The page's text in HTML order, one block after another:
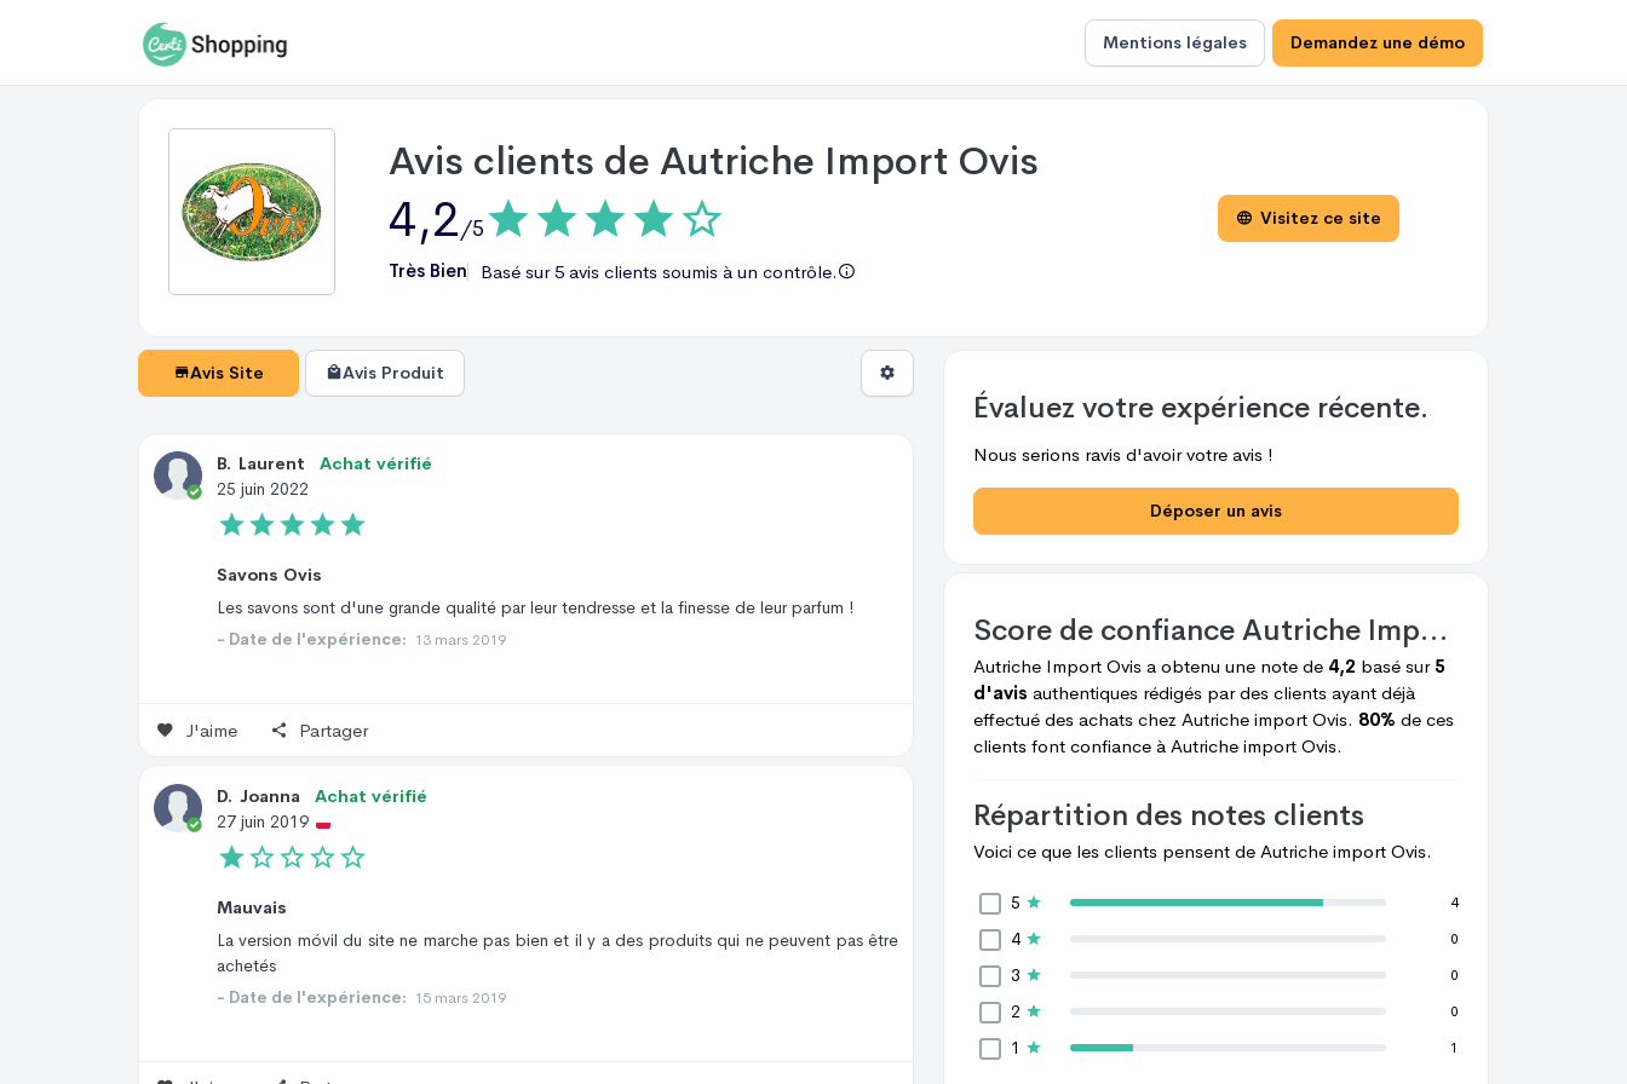
Mentions légales Demandez une démo
Avis clients de Autriche Import Ovis
4,2/5
Très Bien Basé sur5 avis clients soumis à un contrôle.
Visitez ce site
Avis Site Avis Produit
B. Laurent
Achat vérifié
25 juin 2022
Savons Ovis
Les savons sont d'une grande qualité par leur tendresse et la finesse de leur parfum !
- Date de l'expérience: 13 mars 2019
J'aime Partager
D. Joanna
Achat vérifié
27 juin 2019
Mauvais
La version móvil du site ne marche pas bien et il y a des produits qui ne peuvent pas être
achetés
- Date de l'expérience: 15 mars 2019
Évaluez votre expérience récente.
Nous serions ravis d'avoir votre avis !
Déposer un avis
Score de confiance Autriche Import Ovis
Autriche Import Ovis a obtenu une note de 4,2 basé sur 5
d'avis authentiques rédigés par des clients ayant déjà
effectué des achats chez Autriche import Ovis. 80% de ces
clients font confiance à Autriche import Ovis.
Répartition des notes clients
Voici ce que les clients pensent de Autriche import Ovis.
5 4
4 0
3 0
2 0
1 1